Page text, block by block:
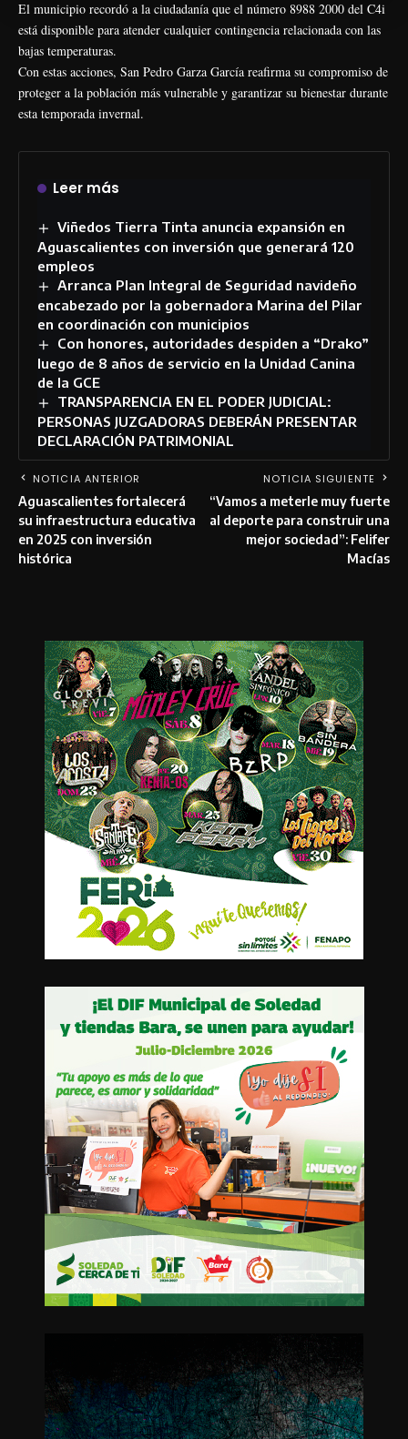
El municipio recordó a la ciudadanía que el número 8988 2000 del C4i
está disponible para atender cualquier contingencia relacionada con las
bajas temperaturas.
Con estas acciones, San Pedro Garza García reafirma su compromiso de
proteger a la población más vulnerable y garantizar su bienestar durante
esta temporada invernal.
Leer más
Viñedos Tierra Tinta anuncia expansión en
Aguascalientes con inversión que generará 120
empleos
Arranca Plan Integral de Seguridad navideño
encabezado por la gobernadora Marina del Pilar
en coordinación con municipios
Con honores, autoridades despiden a “Drako”
luego de 8 años de servicio en la Unidad Canina
de la GCE
TRANSPARENCIA EN EL PODER JUDICIAL:
PERSONAS JUZGADORAS DEBERÁN PRESENTAR
DECLARACIÓN PATRIMONIAL
NOTICIA ANTERIOR
Aguascalientes fortalecerá
su infraestructura educativa
en 2025 con inversión
histórica
NOTICIA SIGUIENTE
“Vamos a meterle muy fuerte
al deporte para construir una
mejor sociedad”: Felifer
Macías